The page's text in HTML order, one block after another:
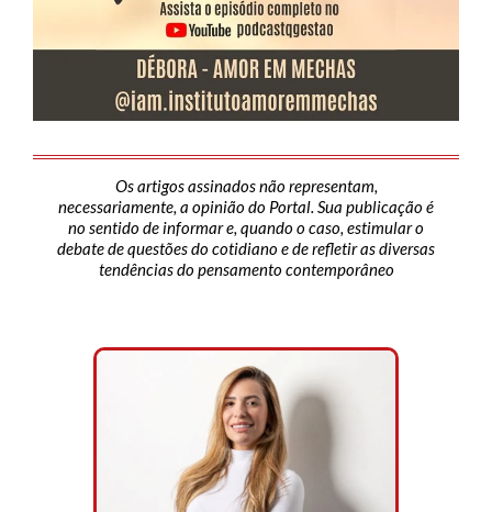
Os artigos assinados não representam,
necessariamente, a opinião do Portal. Sua publicação é
no sentido de informar e, quando o caso, estimular o
debate de questões do cotidiano e de refletir as diversas
tendências do pensamento contemporâneo